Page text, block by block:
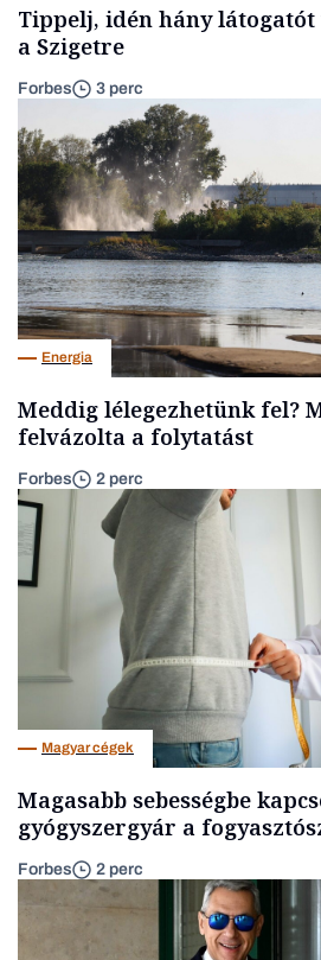
Tippelj, idén hány
a Szigetre
Forbes 3 perc
Energia
Meddig lélegezhetünk fel?
felvázolta a folytatást
Forbes 2 perc
Magyar cégek
Magasabb sebességbe
gyógyszergyár a
Forbes 2 perc